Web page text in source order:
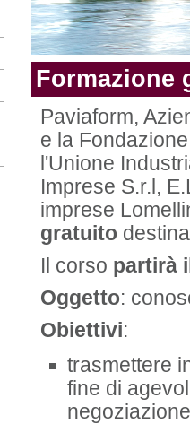
Formazione
Paviaform,
e la
l'Unione
Imprese S.r.l,
imprese
gratuito
Il corso partirà
Oggetto:
Obiettivi:
trasmettere
fine di